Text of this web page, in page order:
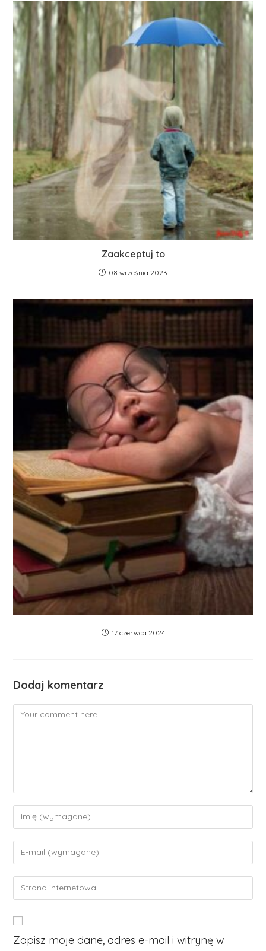
Zaakceptuj to
08 września 2023
17 czerwca 2024
Dodaj komentarz
Comment
your
name
comment
your
email
address
your
URL
(optional)
Zapisz moje dane, adres e-mail i witrynę w